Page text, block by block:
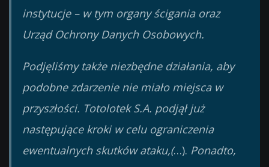
instytucje – w tym organy ścigania oraz
Urząd Ochrony Danych Osobowych.
Podjęliśmy także niezbędne działania, aby
podobne zdarzenie nie miało miejsca w
przyszłości. Totolotek S.A. podjął już
następujące kroki w celu ograniczenia
ewentualnych skutków ataku,(…). Ponadto,